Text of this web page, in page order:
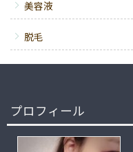
美容液
脱毛
プロフィール